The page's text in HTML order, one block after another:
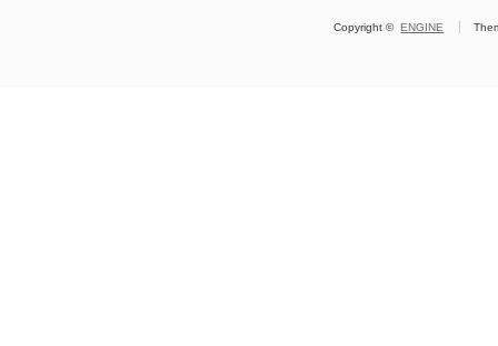
Copyright ©ENGINE